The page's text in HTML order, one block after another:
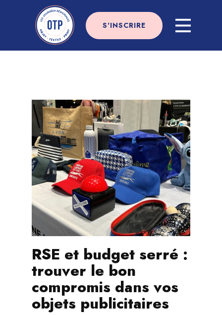
S'INSCRIRE
RSE et budget serré :
trouver le bon
compromis dans vos
objets publicitaires